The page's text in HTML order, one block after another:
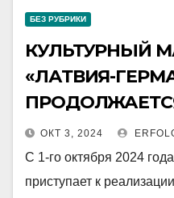
БЕЗ РУБРИКИ
КУЛЬТУРНЫЙ
«ЛАТВИЯ-
ОКТ 3, 2024
С 1-го октября 2024
приступает к